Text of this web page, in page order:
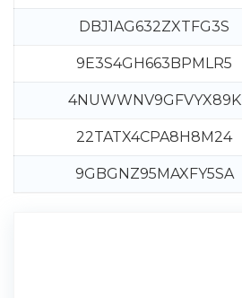
DBJ1AG632ZXTFG3S
9E3S4GH663BPMLR5
4NUWWNV9GFVYX89K
22TATX4CPA8H8M24
9GBGNZ95MAXFY5SA